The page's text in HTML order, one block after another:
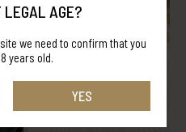
LEGAL AGE?
we need to confirm that you
years old.
YES